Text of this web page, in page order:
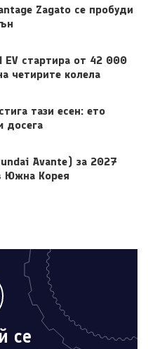
Zagato се пробуди
EV стартира от 42 000
четирите колела
тази есен: ето
досега
Avante) за 2027
Южна Корея
се